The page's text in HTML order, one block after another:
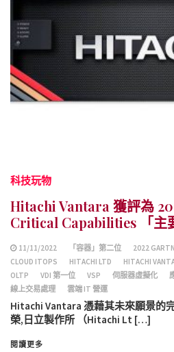
科技玩物
Hitachi Vantara 獲評為
Critical Capabilities 「主
11/11/2022 「容器」第二位
2022
CLOUD ITOPS
HITACHI LTD HITACHI
OLTP
VDI 第一位 VSP 伺服器虛擬化
線上交易處理
雲端 IT 營運
Hitachi Vantara 憑藉其未來願景的
榮,日立製作所 （Hitachi Lt […]
閱讀更多